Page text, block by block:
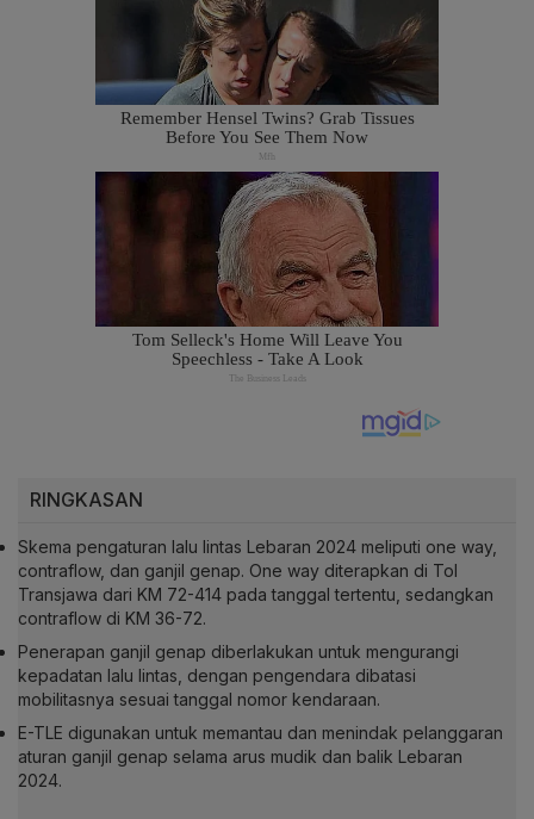
RINGKASAN
Skema pengaturan lalu lintas Lebaran 2024 meliputi one way,
contraflow, dan ganjil genap. One way diterapkan di Tol
Transjawa dari KM 72-414 pada tanggal tertentu, sedangkan
contraflow di KM 36-72.
Penerapan ganjil genap diberlakukan untuk mengurangi
kepadatan lalu lintas, dengan pengendara dibatasi
mobilitasnya sesuai tanggal nomor kendaraan.
E-TLE digunakan untuk memantau dan menindak pelanggaran
aturan ganjil genap selama arus mudik dan balik Lebaran
2024.